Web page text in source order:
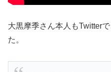
大黒摩季さん本人もTwitter
た。